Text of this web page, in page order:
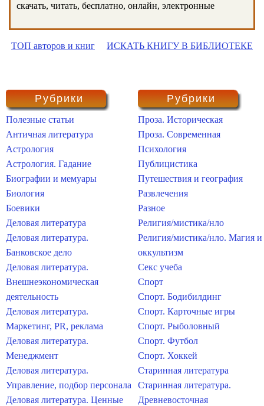
скачать, читать, бесплатно, онлайн, электронные
ТОП авторов и книг ИСКАТЬ КНИГУ В БИБЛИОТЕКЕ
Рубрики
Полезные статьи
Античная литература
Астрология
Астрология. Гадание
Биографии и мемуары
Биология
Боевики
Деловая литература
Деловая литература.
Банковское дело
Деловая литература.
Внешнеэкономическая
деятельность
Деловая литература.
Маркетинг, PR, реклама
Деловая литература.
Менеджмент
Деловая литература.
Управление, подбор персонала
Деловая литература. Ценные
Рубрики
Проза. Историческая
Проза. Современная
Психология
Публицистика
Путешествия и география
Развлечения
Разное
Религия/мистика/нло
Религия/мистика/нло. Магия и
оккультизм
Секс учеба
Спорт
Спорт. Бодибилдинг
Спорт. Карточные игры
Спорт. Рыболовный
Спорт. Футбол
Спорт. Хоккей
Старинная литература
Старинная литература.
Древневосточная